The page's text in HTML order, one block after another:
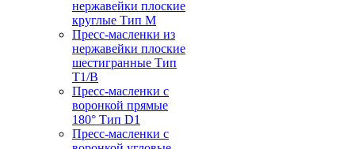
нержавейки плоские
круглые Тип M
Пресс-масленки из
нержавейки плоские
шестигранные Тип
T1/B
Пресс-масленки с
воронкой прямые
180° Тип D1
Пресс-масленки с